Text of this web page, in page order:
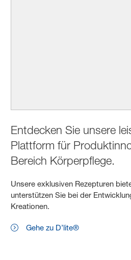
Entdecken Sie unsere
Plattform für
Bereich Körperpflege.
Unsere exklusiven Rezepturen
unterstützen Sie bei der
Kreationen.
Gehe zu D’lite®